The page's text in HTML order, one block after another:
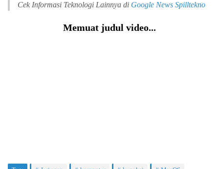
Cek Informasi Teknologi Lainnya di Google News Spilltekno
Memuat judul video...